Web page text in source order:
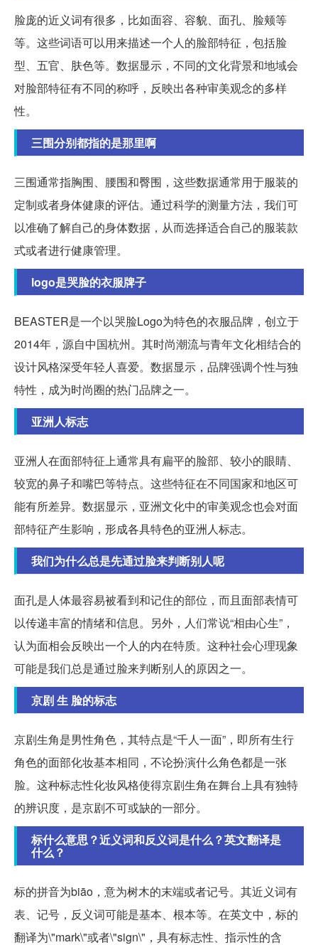
脸庞的近义词有很多，比如面容、容貌、面孔、脸颊等
等。这些词语可以用来描述一个人的脸部特征，包括脸
型、五官、肤色等。数据显示，不同的文化背景和地域会
对脸部特征有不同的称呼，反映出各种审美观念的多样
性。
三围分别都指的是那里啊
三围通常指胸围、腰围和臀围，这些数据通常用于服装的
定制或者身体健康的评估。通过科学的测量方法，我们可
以准确了解自己的身体数据，从而选择适合自己的服装款
式或者进行健康管理。
logo是哭脸的衣服牌子
BEASTER是一个以哭脸Logo为特色的衣服品牌，创立于
2014年，源自中国杭州。其时尚潮流与青年文化相结合的
设计风格深受年轻人喜爱。数据显示，品牌强调个性与独
特性，成为时尚圈的热门品牌之一。
亚洲人标志
亚洲人在面部特征上通常具有扁平的脸部、较小的眼睛、
较宽的鼻子和嘴巴等特点。这些特征在不同国家和地区可
能有所差异。数据显示，亚洲文化中的审美观念也会对面
部特征产生影响，形成各具特色的亚洲人标志。
我们为什么总是先通过脸来判断别人呢
面孔是人体最容易被看到和记住的部位，而且面部表情可
以传递丰富的情绪和信息。另外，人们常说“相由心生”，
认为面相会反映出一个人的内在特质。这种社会心理现象
可能是我们总是通过脸来判断别人的原因之一。
京剧 生 脸的标志
京剧生角是男性角色，其特点是“千人一面”，即所有生行
角色的面部化妆基本相同，不论扮演什么角色都是一张
脸。这种标志性化妆风格使得京剧生角在舞台上具有独特
的辨识度，是京剧不可或缺的一部分。
标什么意思？近义词和反义词是什么？英文翻译是
什么？
标的拼音为biāo，意为树木的末端或者记号。其近义词有
表、记号，反义词可能是基本、根本等。在英文中，标的
翻译为\"mark\"或者\"sign\"，具有标志性、指示性的含